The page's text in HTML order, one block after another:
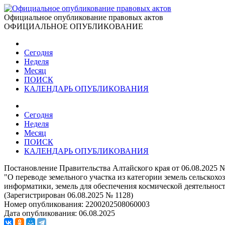
Официальное опубликование правовых актов
ОФИЦИАЛЬНОЕ ОПУБЛИКОВАНИЕ
Сегодня
Неделя
Месяц
ПОИСК
КАЛЕНДАРЬ ОПУБЛИКОВАНИЯ
Сегодня
Неделя
Месяц
ПОИСК
КАЛЕНДАРЬ ОПУБЛИКОВАНИЯ
Постановление Правительства Алтайского края от 06.08.2025
"О переводе земельного участка из категории земель
информатики, земель для обеспечения космической
(Зарегистрирован 06.08.2025 № 1128)
Номер опубликования: 2200202508060003
Дата опубликования: 06.08.2025